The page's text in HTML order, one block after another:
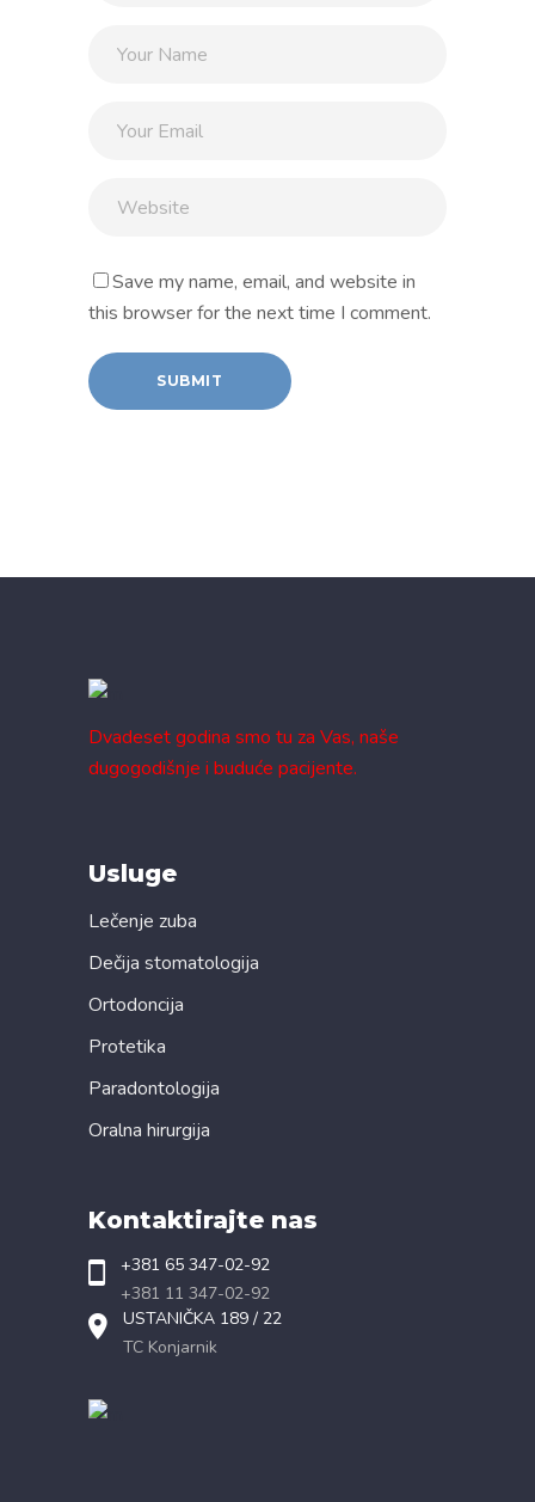
Save my name, email, and website in
this browser for the next time I comment.
Dvadeset godina smo tu za Vas, naše
dugogodišnje i buduće pacijente.
Usluge
Lečenje zuba
Dečija stomatologija
Ortodoncija
Protetika
Paradontologija
Oralna hirurgija
Kontaktirajte nas
+381 65 347-02-92
+381 11 347-02-92
USTANIČKA 189 / 22
TC Konjarnik